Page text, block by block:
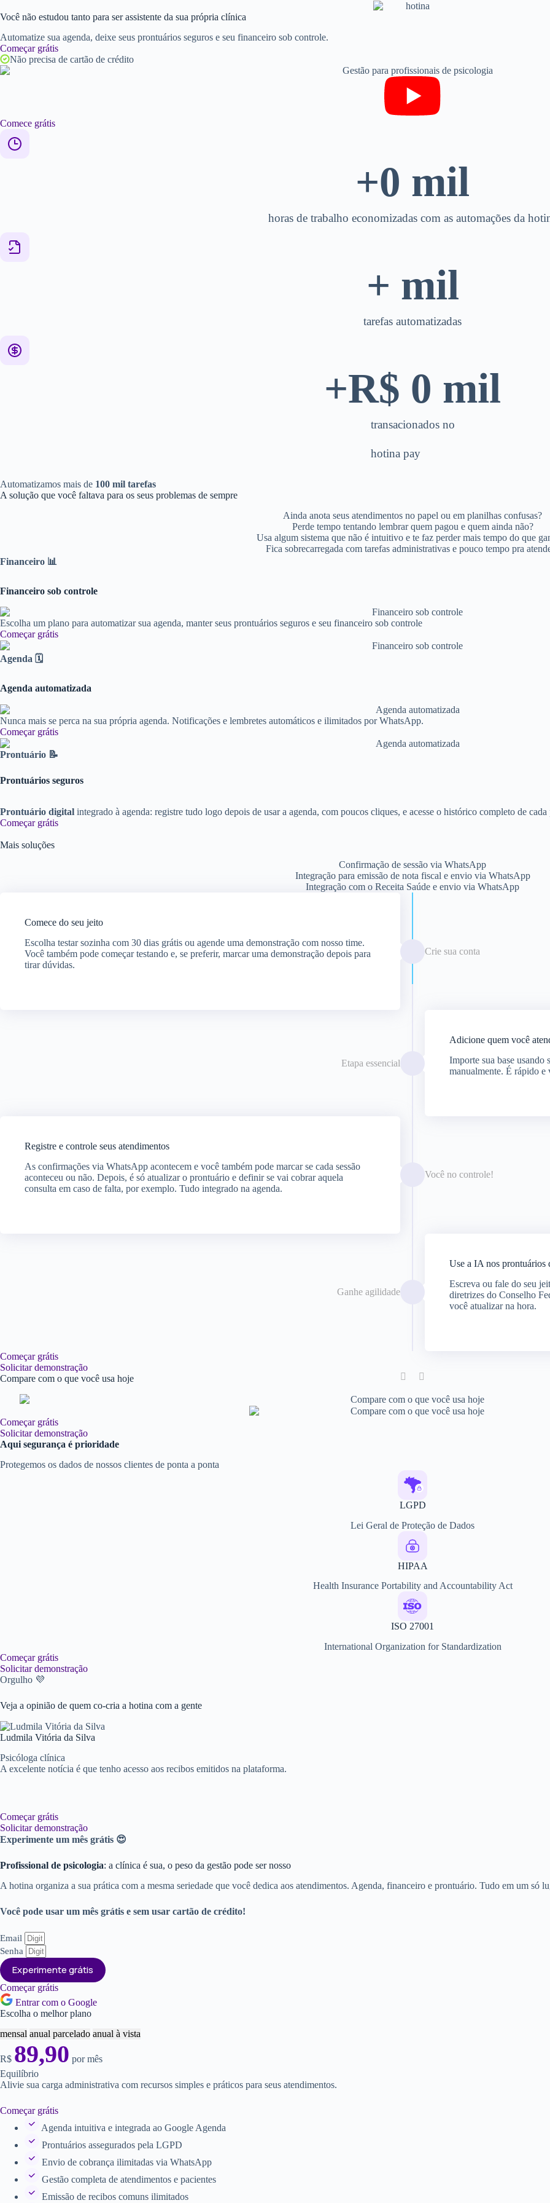
para
conteúdo
Você não estudou tanto para ser assistente da sua própria clínica
Automatize sua agenda, deixe seus prontuários seguros e seu financeiro sob controle.
Começar grátis
Não precisa de cartão de crédito
Comece grátis
horas de trabalho economizadas com as automações da
+0 mil
tarefas automatizadas
+ mil
transacionados no
hotina pay
+R$ 0 mil
Automatizamos mais de 100 mil tarefas
A solução que você faltava para os seus problemas de sempre
Ainda anota seus atendimentos no papel ou em planilhas confusas?
Perde tempo tentando lembrar quem pagou e quem ainda não?
Usa algum sistema que não é intuitivo e te faz perder mais tempo do que
Fica sobrecarregada com tarefas administrativas e pouco tempo pra
Financeiro 📊
Financeiro sob controle
Escolha um plano para automatizar sua agenda, manter seus prontuários seguros e seu financeiro sob controle
Começar grátis
Agenda 🗓️
Agenda automatizada
Nunca mais se perca na sua própria agenda. Notificações e lembretes automáticos e ilimitados por WhatsApp.
Começar grátis
Prontuário 📝
Prontuários seguros
Prontuário digital integrado à agenda: registre tudo logo depois de usar a agenda, com poucos cliques, e acesse o histórico completo de cada
Começar grátis
Mais soluções
Confirmação de sessão via WhatsApp
Integração para emissão de nota fiscal e envio via WhatsApp
Integração com o Receita Saúde e envio via WhatsApp
Comece do seu jeito
Escolha testar sozinha com 30 dias grátis ou agende uma demonstração com nosso time.
Você também pode começar testando e, se preferir, marcar uma demonstração depois para
tirar dúvidas.
Crie sua conta
Adicione quem você
Importe sua base usando
manualmente. É rápido e
Etapa essencial
Registre e controle seus atendimentos
As confirmações via WhatsApp acontecem e você também pode marcar se cada sessão
aconteceu ou não. Depois, é só atualizar o prontuário e definir se vai cobrar aquela
consulta em caso de falta, por exemplo. Tudo integrado na agenda.
Você no controle!
Use a IA nos prontuários
Escreva ou fale do seu
diretrizes do Conselho
você atualizar na hora.
Ganhe agilidade
Começar grátis
Solicitar demonstração
Compare com o que você usa hoje
Começar grátis
Solicitar demonstração
Aqui segurança é prioridade
Protegemos os dados de nossos clientes de ponta a ponta
LGPD
Lei Geral de Proteção de Dados
HIPAA
Health Insurance Portability and Accountability Act
ISO 27001
International Organization for Standardization
Começar grátis
Solicitar demonstração
Orgulho 💜
Veja a opinião de quem co-cria a hotina com a gente
Ludmila Vitória da Silva
Psicóloga clínica
A excelente notícia é que tenho acesso aos recibos emitidos na plataforma.
Começar grátis
Solicitar demonstração
Experimente um mês grátis 😍
Profissional de psicologia: a clínica é sua, o peso da gestão pode ser nosso
A hotina organiza a sua prática com a mesma seriedade que você dedica aos atendimentos. Agenda, financeiro e prontuário. Tudo em um só
Você pode usar um mês grátis e sem usar cartão de crédito!
Email
Senha
Experimente grátis
Começar grátis
Entrar com o Google
Escolha o melhor plano
mensal anual parcelado anual à vista
R$ 89,90 por mês
Equilíbrio
Alivie sua carga administrativa com recursos simples e práticos para seus atendimentos.
Começar grátis
Agenda intuitiva e integrada ao Google Agenda
Prontuários assegurados pela LGPD
Envio de cobrança ilimitadas via WhatsApp
Gestão completa de atendimentos e pacientes
Emissão de recibos comuns ilimitados